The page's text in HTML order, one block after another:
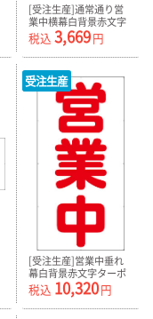
[受注生産]通常通り営
業中横幕白背景赤文字
ターポリン
180cm×90cm TA008-
02
税込 3,669円
受注生産
[受注生産]営業中垂れ
幕白背景赤文字ターポ
リン180cm×360cm
TA009-03
税込 10,320円